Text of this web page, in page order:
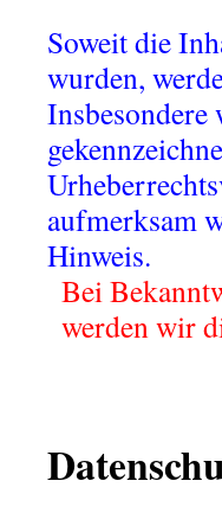
Soweit die
wurden,
aufmerksam
Hinweis.
Bei
werden wir